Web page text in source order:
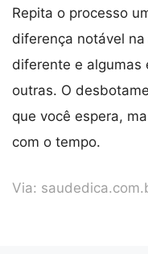
Repita o processo
diferença notável
diferente e algumas
outras. O
que você espera,
com o tempo.
Via: